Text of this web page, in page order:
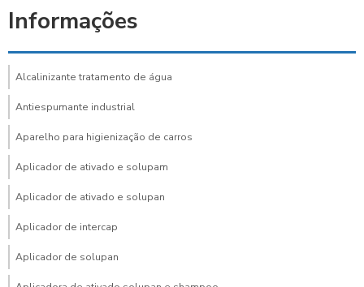
Informações
Alcalinizante tratamento de água
Antiespumante industrial
Aparelho para higienização de carros
Aplicador de ativado e solupam
Aplicador de ativado e solupan
Aplicador de intercap
Aplicador de solupan